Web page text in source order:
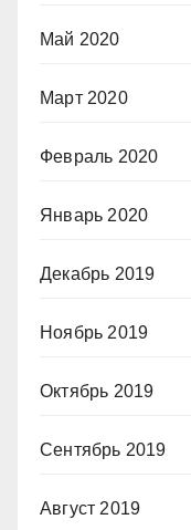
Май 2020
Март 2020
Февраль 2020
Январь 2020
Декабрь 2019
Ноябрь 2019
Октябрь 2019
Сентябрь 2019
Август 2019